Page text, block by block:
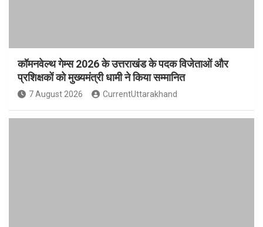
कॉमनवेल्थ गेम्स 2026 के उत्तराखंड के पदक विजेताओं और
प्रशिक्षकों को मुख्यमंत्री धामी ने किया सम्मानित
7 August 2026 CurrentUttarakhand